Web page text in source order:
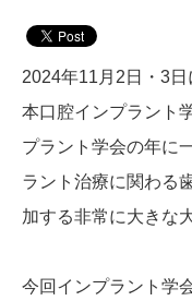
2024年11月2日・3
本口腔インプラント
プラント学会の年に
ラント治療に関わる
加する非常に大きな
今回インプラント学